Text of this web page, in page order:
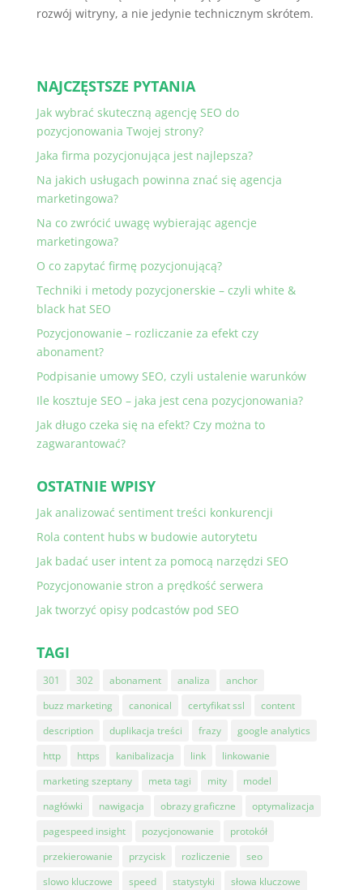
rozwój witryny, a nie jedynie technicznym skrótem.
NAJCZĘSTSZE PYTANIA
Jak wybrać skuteczną agencję SEO do
pozycjonowania Twojej strony?
Jaka firma pozycjonująca jest najlepsza?
Na jakich usługach powinna znać się agencja
marketingowa?
Na co zwrócić uwagę wybierając agencje
marketingowa?
O co zapytać firmę pozycjonującą?
Techniki i metody pozycjonerskie – czyli white &
black hat SEO
Pozycjonowanie – rozliczanie za efekt czy
abonament?
Podpisanie umowy SEO, czyli ustalenie warunków
Ile kosztuje SEO – jaka jest cena pozycjonowania?
Jak długo czeka się na efekt? Czy można to
zagwarantować?
OSTATNIE WPISY
Jak analizować sentiment treści konkurencji
Rola content hubs w budowie autorytetu
Jak badać user intent za pomocą narzędzi SEO
Pozycjonowanie stron a prędkość serwera
Jak tworzyć opisy podcastów pod SEO
TAGI
301 302 abonament analiza
anchor
buzz marketing
canonical certyfikat ssl
content
description
duplikacja treści frazy
google analytics
http
https kanibalizacja link
linkowanie
marketing szeptany
meta tagi mity
model
nagłówki
nawigacja obrazy graficzne
optymalizacja
pagespeed insight
pozycjonowanie
protokół
przekierowanie
przycisk rozliczenie
seo
slowo kluczowe
speed statystyki
słowa kluczowe